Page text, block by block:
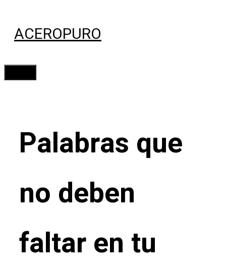
contenido
ACEROPURO
Palabras que
no deben
faltar en tu